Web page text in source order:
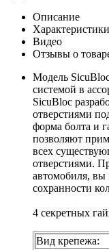
Описание
Характеристики
Видео
Отзывы о
Модель
системой в
SicuBloc
отверстиями
форма болта и
позволяют
всех
отверстиями.
автомобиля, вы
сохранности
4 секретных
Вид крепежа: